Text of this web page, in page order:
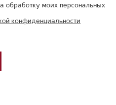
обработку моих персональных
конфиденциальности